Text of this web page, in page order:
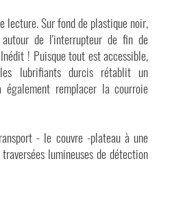
lecture. Sur fond de plastique noir,
de l'interrupteur de fin de
! Puisque tout est accessible,
lubrifiants durcis rétablit un
remplacer la courroie
- le couvre -plateau à une
lumineuses de détection